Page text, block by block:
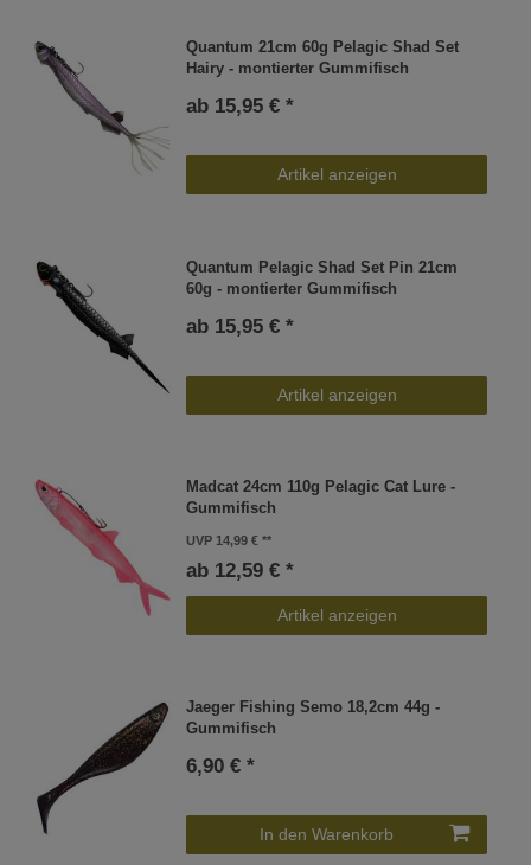
Quantum 21cm 60g Pelagic Shad Set
Hairy - montierter Gummifisch
ab 15,95 € *
Artikel anzeigen
Quantum Pelagic Shad Set Pin 21cm
60g - montierter Gummifisch
ab 15,95 € *
Artikel anzeigen
Madcat 24cm 110g Pelagic Cat Lure -
Gummifisch
UVP 14,99 €
ab 12,59 € *
Artikel anzeigen
Jaeger Fishing Semo 18,2cm 44g -
Gummifisch
6,90 € *
In den Warenkorb